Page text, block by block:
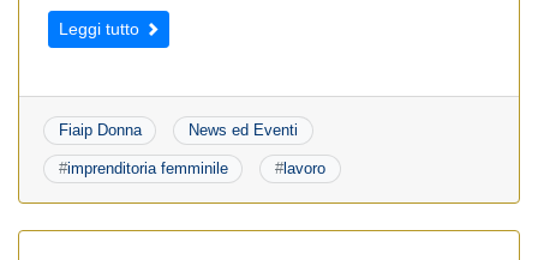
Leggi tutto
Fiaip Donna News ed Eventi
#imprenditoria femminile #lavoro